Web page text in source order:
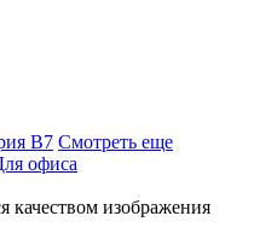
B7 Смотреть еще
офиса
качеством изображения